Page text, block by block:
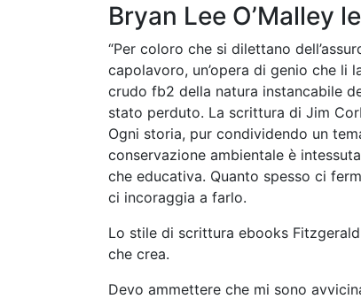
Bryan Lee O’Malley
“Per coloro che si dilettano
capolavoro, un’opera di genio che li
crudo fb2 della natura instancabile
stato perduto. La scrittura di Jim
Ogni storia, pur condividendo un
conservazione ambientale è
che educativa. Quanto spesso ci
ci incoraggia a farlo.
Lo stile di scrittura ebooks
che crea.
Devo ammettere che mi sono